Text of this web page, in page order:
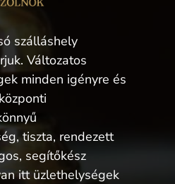
szálláshely
Változatos
minden igényre és
tiszta, rendezett
segítőkész
itt üzlethelységek